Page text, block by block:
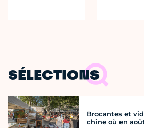
SÉLECTIONS
Brocantes et
chine où en